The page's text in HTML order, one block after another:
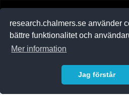
research.chalmers.se använder
bättre funktionalitet och
Mer information
Jag förstår